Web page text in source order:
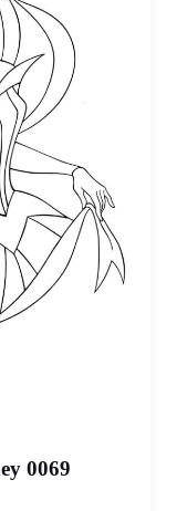
0069